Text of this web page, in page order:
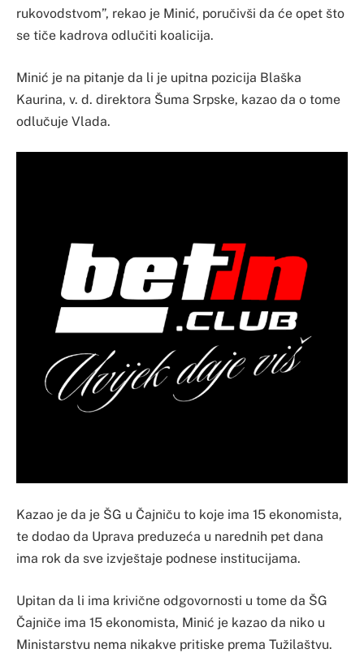
rukovodstvom”, rekao je Minić, poručivši da će opet što
se tiče kadrova odlučiti koalicija.
Minić je na pitanje da li je upitna pozicija Blaška
Kaurina, v. d. direktora Šuma Srpske, kazao da o tome
odlučuje Vlada.
Kazao je da je ŠG u Čajniču to koje ima 15 ekonomista,
te dodao da Uprava preduzeća u narednih pet dana
ima rok da sve izvještaje podnese institucijama.
Upitan da li ima krivične odgovornosti u tome da ŠG
Čajniče ima 15 ekonomista, Minić je kazao da niko u
Ministarstvu nema nikakve pritiske prema Tužilaštvu.